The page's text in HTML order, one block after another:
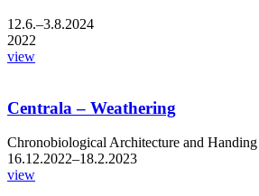
12.6.–3.8.2024
2022
view
Centrala – Weathering
Chronobiological Architecture and
16.12.2022–18.2.2023
view